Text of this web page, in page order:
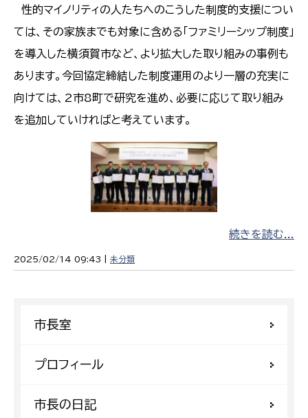
性的マイノリティの人たちへのこうした制度的支援につい
ては、その家族までも対象に含める「ファミリーシップ制度」
を導入した横須賀市など、より拡大した取り組みの事例も
あります。今回協定締結した制度運用のより一層の充実に
向けては、2市8町で研究を進め、必要に応じて取り組み
を追加していければと考えています。
続きを読む...
2025/02/14 09:43 | 未分類
市長室
プロフィール
市長の日記